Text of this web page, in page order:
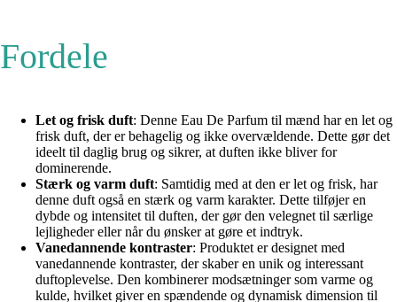
Fordele
Let og frisk duft: Denne Eau De Parfum til mænd har en let og
frisk duft, der er behagelig og ikke overvældende. Dette gør det
ideelt til daglig brug og sikrer, at duften ikke bliver for
dominerende.
Stærk og varm duft: Samtidig med at den er let og frisk, har
denne duft også en stærk og varm karakter. Dette tilføjer en
dybde og intensitet til duften, der gør den velegnet til særlige
lejligheder eller når du ønsker at gøre et indtryk.
Vanedannende kontraster: Produktet er designet med
vanedannende kontraster, der skaber en unik og interessant
duftoplevelse. Den kombinerer modsætninger som varme og
kulde, hvilket giver en spændende og dynamisk dimension til